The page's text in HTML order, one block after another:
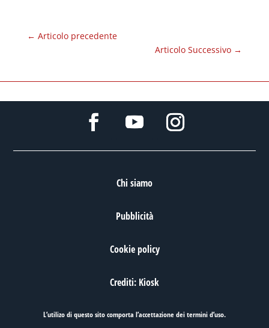
← Articolo precedente
Articolo Successivo →
Chi siamo
Pubblicità
Cookie policy
Crediti: Kiosk
L’utilizo di questo sito comporta l’accettazione deitermini d’uso.